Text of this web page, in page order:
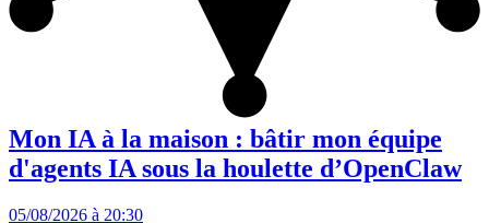
Mon IA à la maison : bâtir mon équipe
d'agents IA sous la houlette d’OpenClaw
05/08/2026 à 20:30